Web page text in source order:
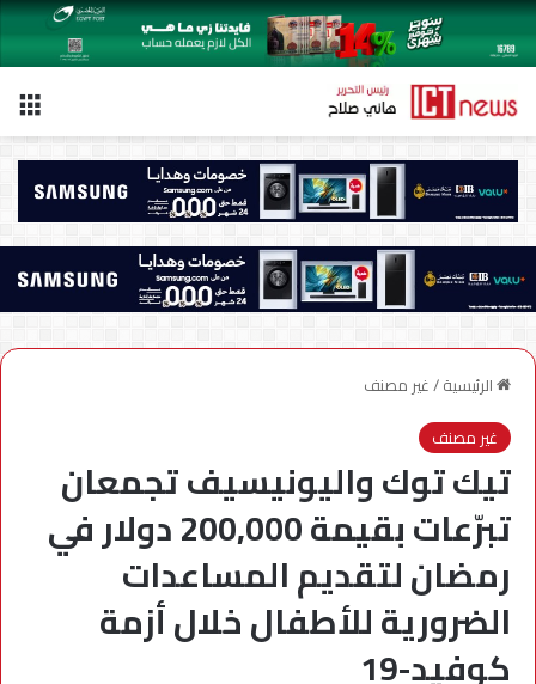
الرئيسية/غير مصنف
غير مصنف
تيك توك واليونيسيف تجمعان
تبرّعات بقيمة 200,000 دولار في
رمضان لتقديم المساعدات
الضرورية للأطفال خلال أزمة
كوفيد-19